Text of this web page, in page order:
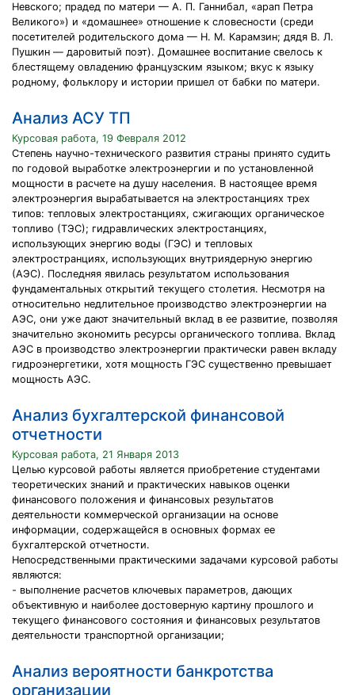
Невского; прадед по матери — А. П. Ганнибал, «арап Петра
Великого») и «домашнее» отношение к словесности (среди
посетителей родительского дома — Н. М. Карамзин; дядя В. Л.
Пушкин — даровитый поэт). Домашнее воспитание свелось к
блестящему овладению французским языком; вкус к языку
родному, фольклору и истории пришел от бабки по матери.
Анализ АСУ ТП
Курсовая работа, 19 Февраля 2012
Степень научно-технического развития страны принято судить
по годовой выработке электроэнергии и по установленной
мощности в расчете на душу населения. В настоящее время
электроэнергия вырабатывается на электростанциях трех
типов: тепловых электростанциях, сжигающих органическое
топливо (ТЭС); гидравлических электростанциях,
использующих энергию воды (ГЭС) и тепловых
электространциях, использующих внутриядерную энергию
(АЭС). Последняя явилась результатом использования
фундаментальных открытий текущего столетия. Несмотря на
относительно недлительное производство электроэнергии на
АЭС, они уже дают значительный вклад в ее развитие, позволяя
значительно экономить ресурсы органического топлива. Вклад
АЭС в производство электроэнергии практически равен вкладу
гидроэнергетики, хотя мощность ГЭС существенно превышает
мощность АЭС.
Анализ бухгалтерской финансовой
отчетности
Курсовая работа, 21 Января 2013
Целью курсовой работы является приобретение студентами
теоретических знаний и практических навыков оценки
финансового положения и финансовых результатов
деятельности коммерческой организации на основе
информации, содержащейся в основных формах ее
бухгалтерской отчетности.
Непосредственными практическими задачами курсовой работы
являются:
- выполнение расчетов ключевых параметров, дающих
объективную и наиболее достоверную картину прошлого и
текущего финансового состояния и финансовых результатов
деятельности транспортной организации;
Анализ вероятности банкротства
организации